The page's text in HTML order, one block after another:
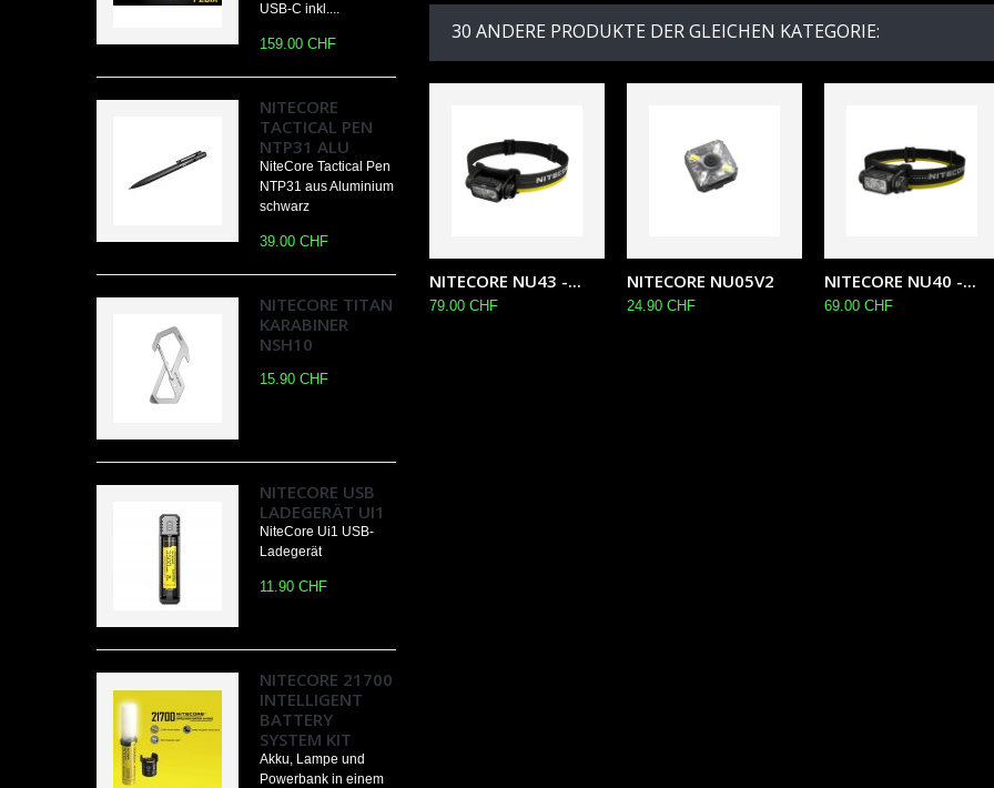
USB-C inkl....
159.00 CHF
NITECORE
TACTICAL PEN
NTP31 ALU
NiteCore Tactical Pen
NTP31 aus Aluminium
schwarz
39.00 CHF
NITECORE TITAN
KARABINER
NSH10
15.90 CHF
NITECORE USB
LADEGERÄT UI1
NiteCore Ui1 USB-
Ladegerät
11.90 CHF
NITECORE 21700
INTELLIGENT
BATTERY
SYSTEM KIT
Akku, Lampe und
Powerbank in einem
30 ANDERE PRODUKTE DER GLEICHEN KATEGORIE:
NITECORE NU43 -...
79.00 CHF
NITECORE NU05V2
24.90 CHF
NITECORE NU40 -...
69.00 CHF